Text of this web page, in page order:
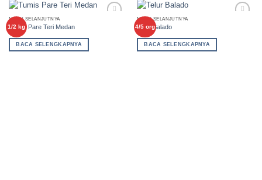
1/2 kg
MENU SELANJUTNYA
Tumis Pare Teri Medan
BACA SELENGKAPNYA
4/5 org
MENU SELANJUTNYA
Telur Balado
BACA SELENGKAPNYA